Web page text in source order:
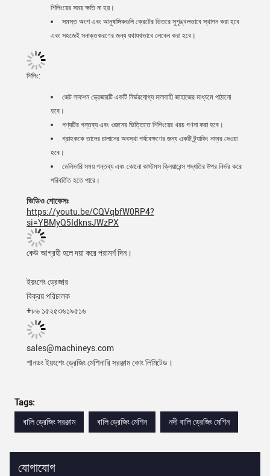
শিপিংয়ের সময় ক্ষতি না হয়।
সমস্ত অংশ এবং আনুষাঙ্গিকগুলি ক্রেটের ভিতরে সুশৃঙ্খলভাবে স্থাপন করা হবে
এবং সহজেই সনাক্তকরণের জন্য যথাযথভাবে লেবেল করা হবে।
শিপিং:
জেট সাকশন ড্রেজারটি একটি নির্ভরযোগ্য মালবাহী জাহাজের মাধ্যমে পাঠানো
হবে।
পণ্যটির গন্তব্য এবং ওজনের ভিত্তিতে শিপিংয়ের খরচ গণনা করা হবে।
গ্রাহককে তাদের চালানের অবস্থা পর্যবেক্ষণের জন্য একটি ট্র্যাকিং নম্বর দেওয়া
হবে।
ডেলিভারি সময় গন্তব্য এবং কোনো কাস্টমস ক্লিয়ারেন্স পদ্ধতির উপর নির্ভর করে
পরিবর্তিত হতে পারে।
ভিডিও শোকেসঃ
https://youtu.be/CQVqbfW0RP4?
si=YBMyQ5IdknsJWzPX
কেউ আগ্রহী হলে দয়া করে পরামর্শ দিন।
ইয়ংশেং ড্রেজার
বিক্রয় পরিচালক
+৮৬ ১৫২৫৩৬১৯৫১৬
sales@machineys.com
শানডং ইয়ংশেং ড্রেজিং মেশিনারি সরঞ্জাম কোং লিমিটেড।
Tags:
বালি ড্রেজিং সরঞ্জাম
বালি ড্রেজিং মেশিন নদী বালি ড্রেজিং মেশিন
যোগাযোগ